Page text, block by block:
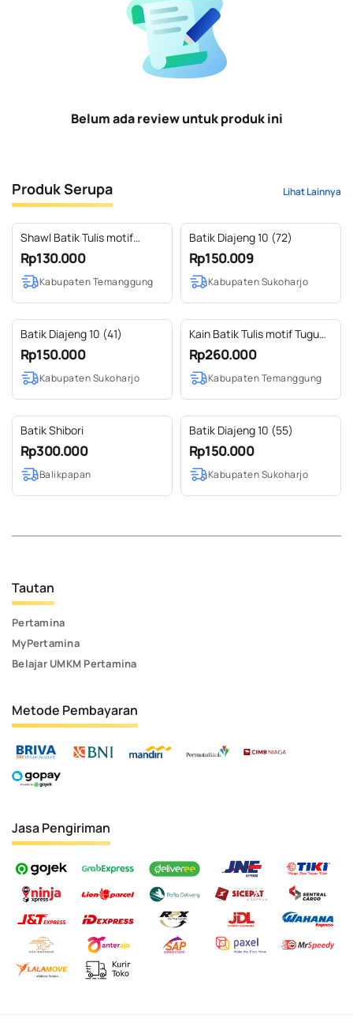
Belum ada review untuk produk ini
Produk Serupa Lihat Lainnya
Shawl Batik Tulis motif
Pucuk Ghodong
Rp130.000
Kabupaten Temanggung
Batik Diajeng 10 (72)
Rp150.009
Kabupaten Sukoharjo
Batik Diajeng 10 (41)
Rp150.000
Kabupaten Sukoharjo
Kain Batik Tulis motif Tugu
Jam Temanggung
Rp260.000
Kabupaten Temanggung
Batik Shibori
Rp300.000
Balikpapan
Batik Diajeng 10 (55)
Rp150.000
Kabupaten Sukoharjo
Tautan
Pertamina
MyPertamina
Belajar UMKM Pertamina
Metode Pembayaran
Jasa Pengiriman